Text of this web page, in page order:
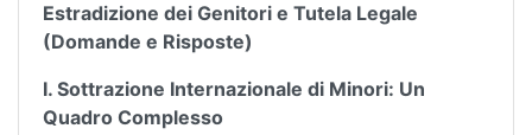
Estradizione dei Genitori e Tutela Legale
(Domande e Risposte)
I. Sottrazione Internazionale di Minori: Un
Quadro Complesso